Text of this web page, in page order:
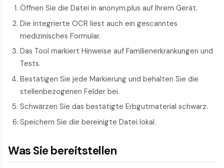
Öffnen Sie die Datei in anonym.plus auf Ihrem Gerät.
Die integrierte OCR liest auch ein gescanntes
medizinisches Formular.
Das Tool markiert Hinweise auf Familienerkrankungen und
Tests.
Bestätigen Sie jede Markierung und behalten Sie die
stellenbezogenen Felder bei.
Schwärzen Sie das bestätigte Erbgutmaterial schwarz.
Speichern Sie die bereinigte Datei lokal.
Was Sie bereitstellen